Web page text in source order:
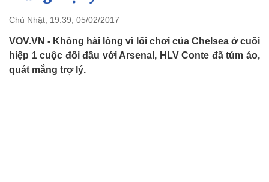
Nhận diện sự thật
Việc làm
Biển đảo
Chủ Nhật, 19:39, 05/02/2017
VOV.VN - Không hài lòng vì lối chơi của Chelsea ở cuối
hiệp 1 cuộc đối đầu với Arsenal, HLV Conte đã túm áo,
quát mắng trợ lý.